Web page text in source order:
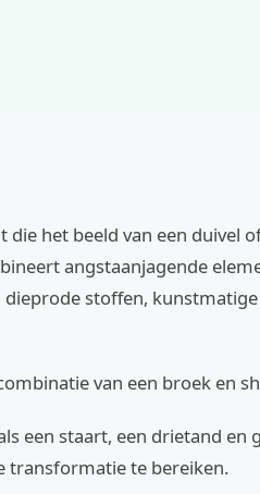
het beeld van een duivel
angstaanjagende
stoffen,
van een broek en
een staart, een drietand en
transformatie te bereiken.